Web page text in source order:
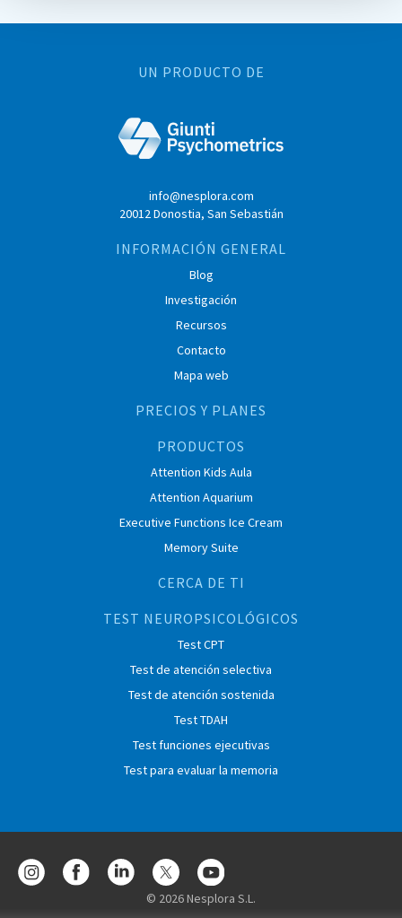
UN PRODUCTO DE
info@nesplora.com
20012 Donostia, San Sebastián
INFORMACIÓN GENERAL
Blog
Investigación
Recursos
Contacto
Mapa web
PRECIOS Y PLANES
PRODUCTOS
Attention Kids Aula
Attention Aquarium
Executive Functions Ice Cream
Memory Suite
CERCA DE TI
TEST NEUROPSICOLÓGICOS
Test CPT
Test de atención selectiva
Test de atención sostenida
Test TDAH
Test funciones ejecutivas
Test para evaluar la memoria
© 2026 Nesplora S.L.